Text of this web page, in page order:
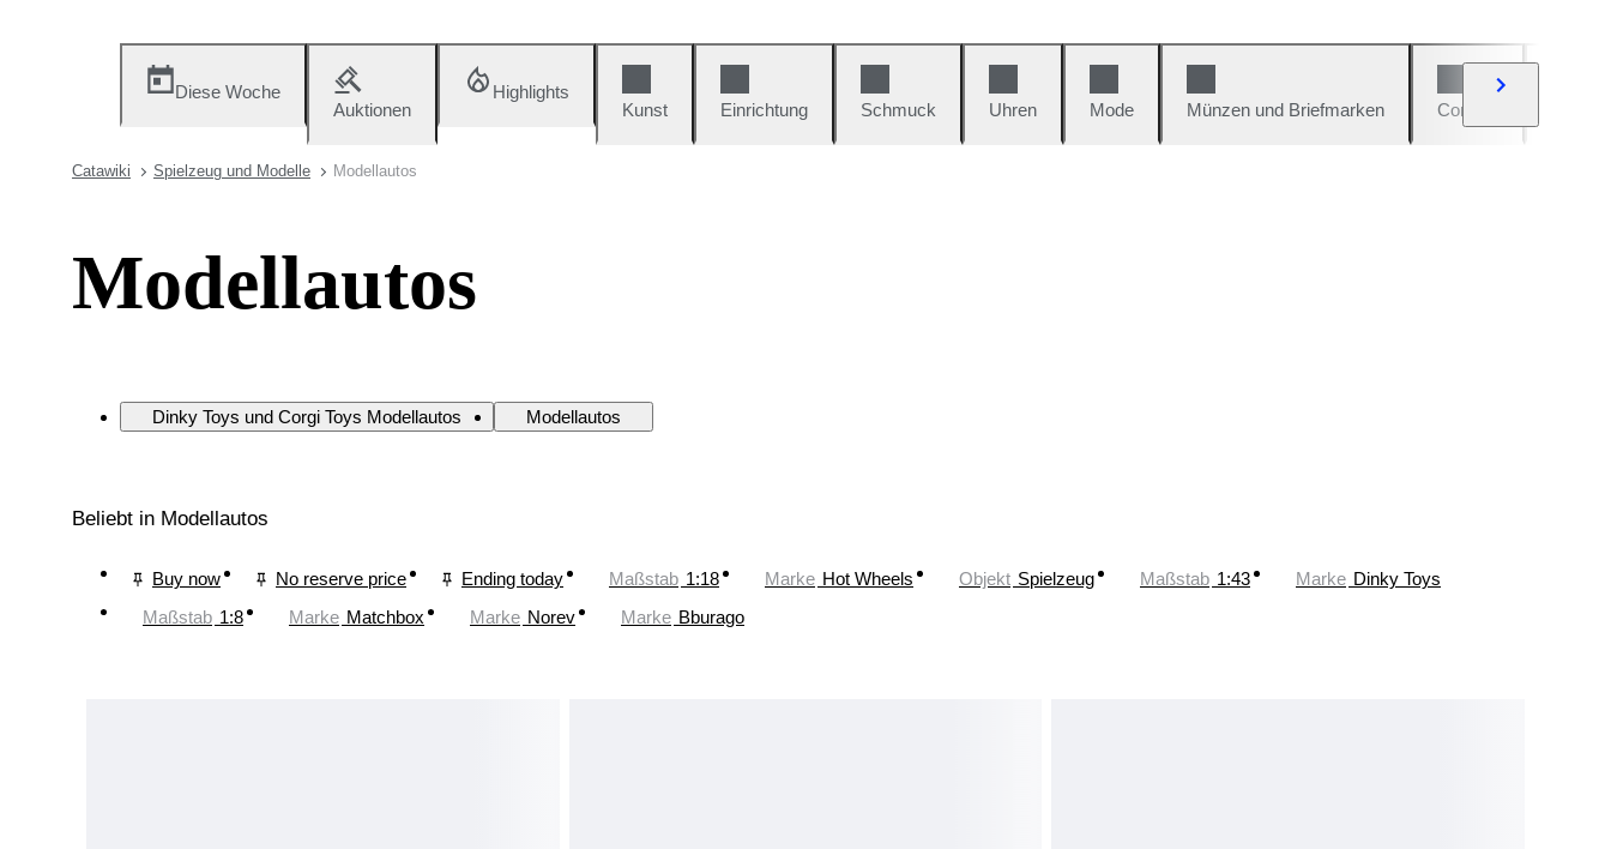
Diese Woche
Auktionen
Highlights
Kunst
Einrichtung Schmuck Uhren Mode Münzen und Briefmarken Comics
Catawiki Spielzeug und Modelle Modellautos
Modellautos
Dinky Toys und Corgi Toys Modellautos Modellautos
Beliebt in Modellautos
Buy now No reserve price Ending today Maßstab 1:18 Marke Hot Wheels Objekt Spielzeug Maßstab 1:43 Marke Dinky Toys
Maßstab 1:8 Marke Matchbox Marke Norev Marke Bburago